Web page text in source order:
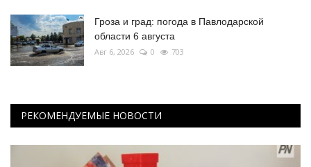
Гроза и град: погода в Павлодарской
области 6 августа
Авг 6, 2026 0 703
РЕКОМЕНДУЕМЫЕ НОВОСТИ